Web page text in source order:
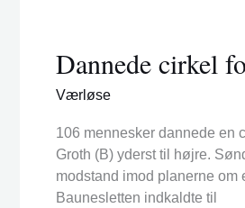
Dannede cirkel
Værløse
106 mennesker dannede en
Groth (B) yderst til højre.
modstand imod planerne
Baunesletten indkaldte til
for
at
markere
imod
indhegning